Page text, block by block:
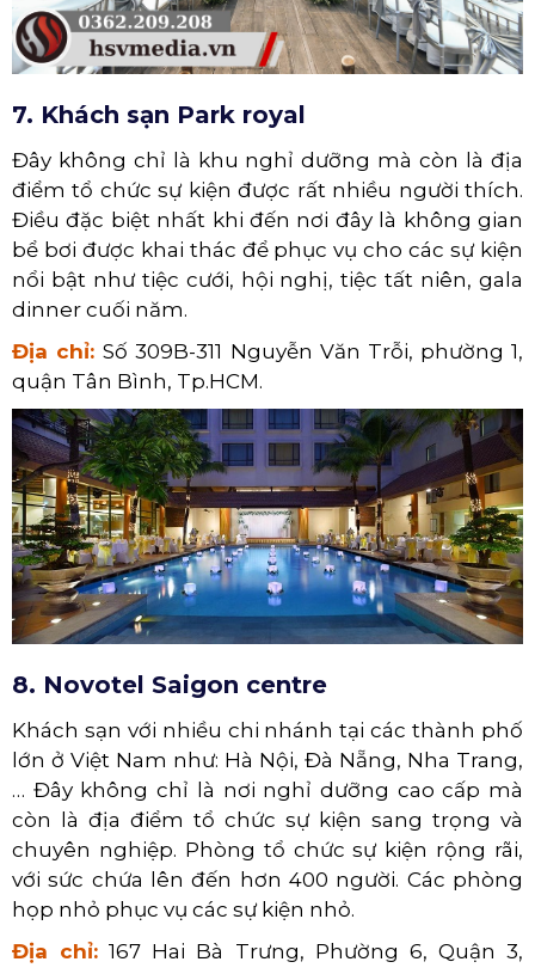
7. Khách sạn Park royal
Đây không chỉ là khu nghỉ dưỡng mà còn là địa
điểm tổ chức sự kiện được rất nhiều người thích.
Điều đặc biệt nhất khi đến nơi đây là không gian
bể bơi được khai thác để phục vụ cho các sự kiện
nổi bật như tiệc cưới, hội nghị, tiệc tất niên, gala
dinner cuối năm.
Địa chỉ: Số 309B-311 Nguyễn Văn Trỗi, phường 1,
quận Tân Bình, Tp.HCM.
8. Novotel Saigon centre
Khách sạn với nhiều chi nhánh tại các thành phố
lớn ở Việt Nam như: Hà Nội, Đà Nẵng, Nha Trang,
… Đây không chỉ là nơi nghỉ dưỡng cao cấp mà
còn là địa điểm tổ chức sự kiện sang trọng và
chuyên nghiệp. Phòng tổ chức sự kiện rộng rãi,
với sức chứa lên đến hơn 400 người. Các phòng
họp nhỏ phục vụ các sự kiện nhỏ.
Địa chỉ: 167 Hai Bà Trưng, Phường 6, Quận 3,